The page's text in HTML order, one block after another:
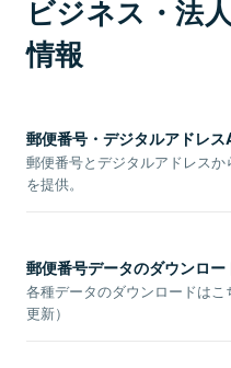
ビジネス・法
情報
郵便番号・デジタルアドレス
郵便番号とデジタルアドレス
を提供。
郵便番号データのダウンロー
各種データのダウンロードは
更新）